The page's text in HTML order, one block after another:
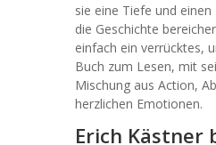
sie eine Tiefe und
die Geschichte
einfach ein verrücktes,
Buch zum Lesen, mit
Mischung aus Action,
herzlichen Emotionen.
Erich Kästner